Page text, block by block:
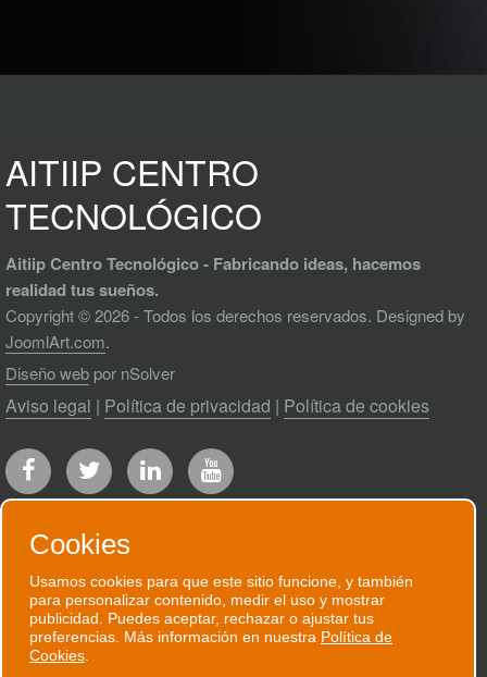
AITIIP CENTRO
TECNOLÓGICO
Aitiip Centro Tecnológico - Fabricando ideas, hacemos
realidad tus sueños.
Copyright © 2026 - Todos los derechos reservados. Designed by
JoomlArt.com.
Diseño web por nSolver
Aviso legal | Política de privacidad | Política de cookies
RECIBE NUESTRO BOLETÍN
Te enviaremos un correo electrónico
puntual cuando tengamos algo que contarte.
Cookies
Usamos cookies para que este sitio funcione, y también
para personalizar contenido, medir el uso y mostrar
publicidad. Puedes aceptar, rechazar o ajustar tus
preferencias. Más información en nuestra Política de
Cookies